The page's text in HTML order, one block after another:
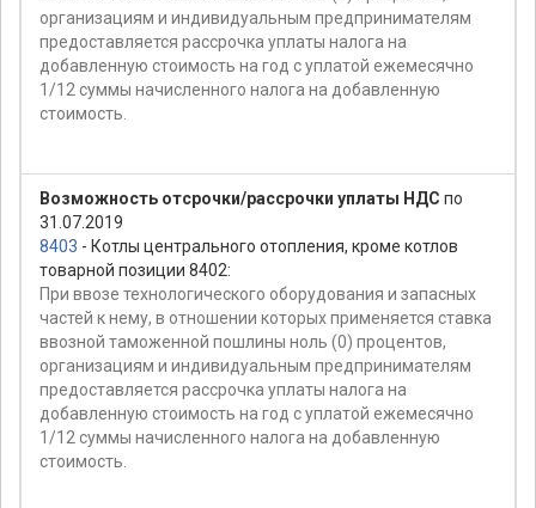
организациям и индивидуальным предпринимателям
предоставляется рассрочка уплаты налога на
добавленную стоимость на год с уплатой ежемесячно
1/12 суммы начисленного налога на добавленную
стоимость.
Возможность отсрочки/рассрочки уплаты НДС по
31.07.2019
8403 - Котлы центрального отопления, кроме котлов
товарной позиции 8402:
При ввозе технологического оборудования и запасных
частей к нему, в отношении которых применяется ставка
ввозной таможенной пошлины ноль (0) процентов,
организациям и индивидуальным предпринимателям
предоставляется рассрочка уплаты налога на
добавленную стоимость на год с уплатой ежемесячно
1/12 суммы начисленного налога на добавленную
стоимость.